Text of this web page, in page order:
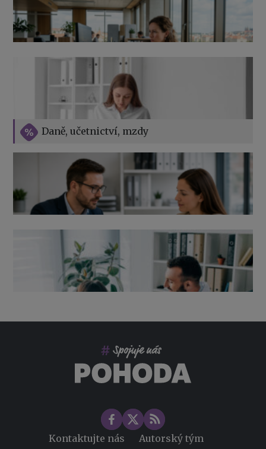
Daně, učetnictví, mzdy
Vše o překážkách v práci na straně zaměstnavatele
Výpověď ze zdravotních důvodů 2026 – průvodce pro
zaměstnavatele
Přehledy pro OSSZ a zdravotní pojišťovny – jak na ně
v roce 2026
Kontaktujte nás Autorský tým